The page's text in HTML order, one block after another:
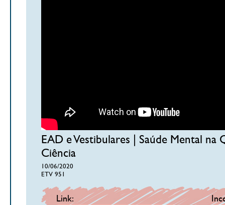
EAD e Vestibulares | Saúde Mental na
Ciência
10/06/2020
ETV 951
Link: